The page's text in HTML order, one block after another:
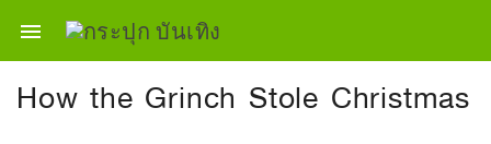

How the Grinch Stole Christmas